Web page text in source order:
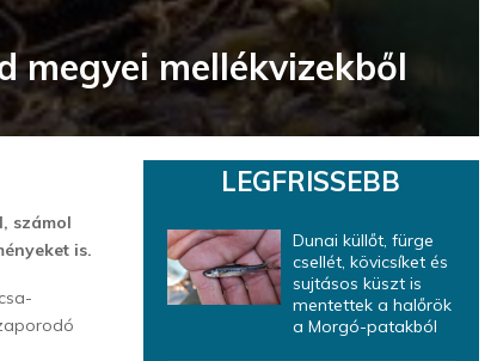
mellékvizekből
számol
is.
LEGFRISSEBB
Dunai küllőt, fürge
csellét, kövicsíket és
sujtásos küszt is
mentettek a halőrök
a Morgó-patakból